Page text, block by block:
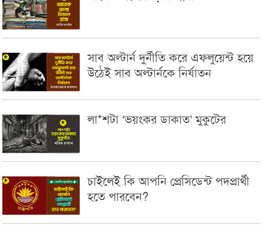
সাব অল্টার্ন দুর্নীতি করে এফলুয়েন্ট হয়ে
উঠেই সাব অল্টার্নকে নির্যাতন
লা*শটা ‘ভয়ংকর ডাকাত’ মুকুটের
চাইলেই কি আপনি প্রেসিডেন্ট পদপ্রার্থী
হতে পারবেন?